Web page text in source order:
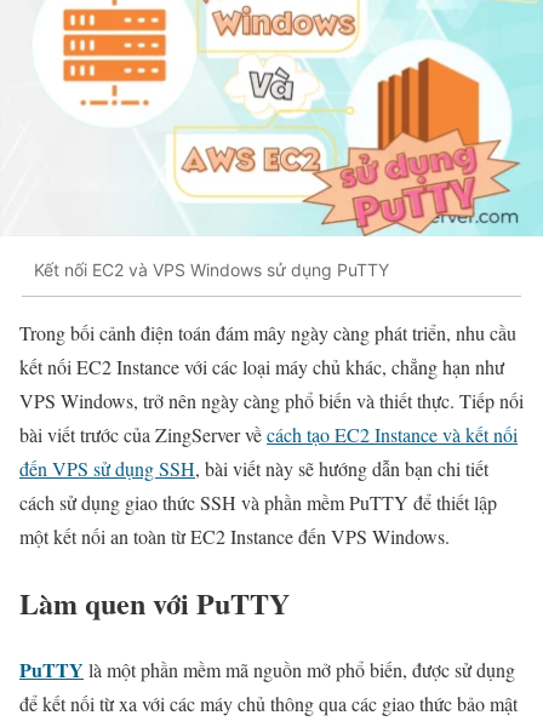
Kết nối EC2 và VPS Windows sử dụng PuTTY
Trong bối cảnh điện toán đám mây ngày càng phát triển, nhu cầu
kết nối EC2 Instance với các loại máy chủ khác, chẳng hạn như
VPS Windows, trở nên ngày càng phổ biến và thiết thực. Tiếp nối
bài viết trước của ZingServer vềcách tạo EC2 Instance và kết nối
đến VPS sử dụng SSH, bài viết này sẽ hướng dẫn bạn chi tiết
cách sử dụng giao thức SSH và phần mềm PuTTY để thiết lập
một kết nối an toàn từ EC2 Instance đến VPS Windows.
Làm quen với PuTTY
PuTTY là một phần mềm mã nguồn mở phổ biến, được sử dụng
để kết nối từ xa với các máy chủ thông qua các giao thức bảo mật